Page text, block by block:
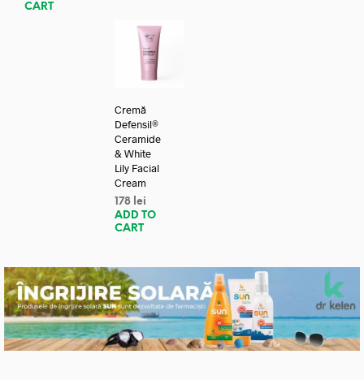
CART
Cremă
Defensil®
Ceramide
& White
Lily Facial
Cream
178 lei
ADD TO
CART